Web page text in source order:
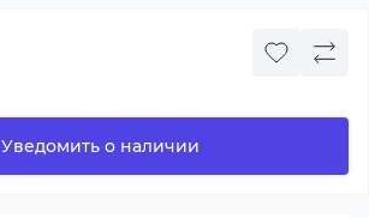
Уведомить о наличии